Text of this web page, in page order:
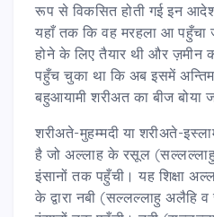
रूप से विकसित होती गई इन आदेशों
यहाँ तक कि वह मरहला आ पहुँचा
होने के लिए तैयार थी और
पहुँच चुका था कि अब इसमें अन्तिम,
बहुआयामी शरीअत का बीज बोया
शरीअते-मुहम्मदी या शरीअते-
है जो अल्लाह के रसूल
इंसानों तक पहुँची। यह शिक्षा
के द्वारा नबी (सल्लल्लाहु अलैहि